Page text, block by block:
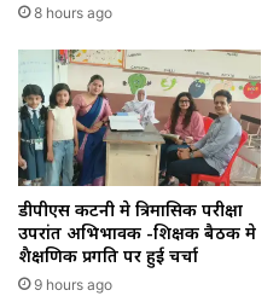
8 hours ago
डीपीएस कटनी मे त्रिमासिक परीक्षा
उपरांत अभिभावक -शिक्षक बैठक मे
शैक्षणिक प्रगति पर हुई चर्चा
9 hours ago